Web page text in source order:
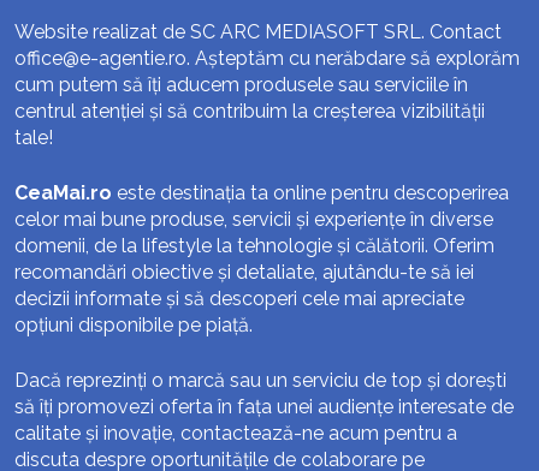
Website realizat de SC ARC MEDIASOFT SRL. Contact
office@e-agentie.ro. Așteptăm cu nerăbdare să explorăm
cum putem să îți aducem produsele sau serviciile în
centrul atenției și să contribuim la creșterea vizibilității
tale!
CeaMai.ro este destinația ta online pentru descoperirea
celor mai bune produse, servicii și experiențe în diverse
domenii, de la lifestyle la tehnologie și călătorii. Oferim
recomandări obiective și detaliate, ajutându-te să iei
decizii informate și să descoperi cele mai apreciate
opțiuni disponibile pe piață.
Dacă reprezinți o marcă sau un serviciu de top și dorești
să îți promovezi oferta în fața unei audiențe interesate de
calitate și inovație, contactează-ne acum pentru a
discuta despre oportunitățile de colaborare pe